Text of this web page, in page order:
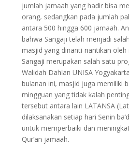
jumlah jamaah yang hadir bisa
orang, sedangkan pada jumlah
antara 500 hingga 600 jamaah.
bahwa Sangaji telah menjadi
masjid yang dinanti-nantikan oleh
Sangaji merupakan salah satu
Walidah Dahlan UNISA
bulanan ini, masjid juga memiliki
mingguan yang tidak kalah
tersebut antara lain LATANSA
dilaksanakan setiap hari Senin
untuk memperbaiki dan
Qur’an jamaah.